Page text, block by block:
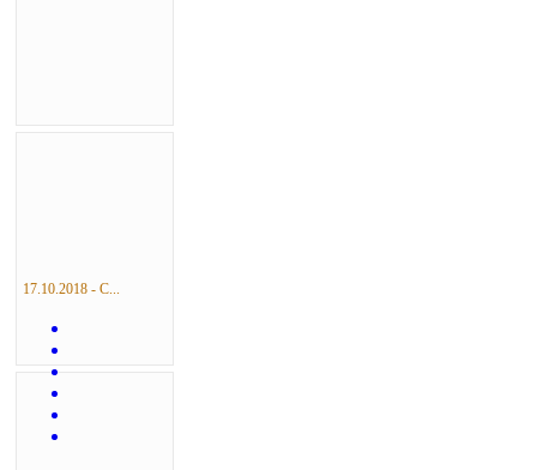
17.10.2018 - С...